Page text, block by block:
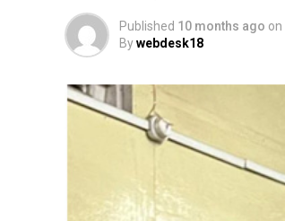
Published 10 months ago on
Bywebdesk18